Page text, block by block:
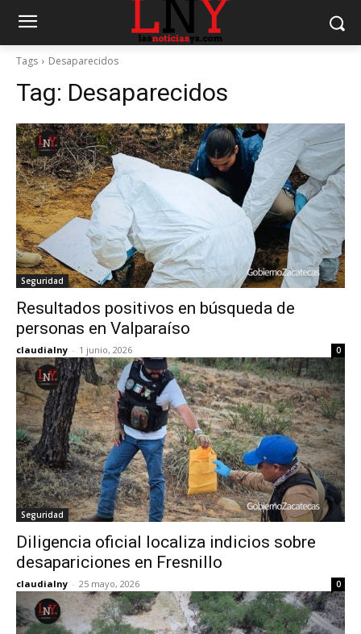
Tags Desaparecidos
Tag: Desaparecidos
Seguridad
Resultados positivos en búsqueda de
personas en Valparaíso
claudialny - 1 junio, 2026 0
Seguridad
Diligencia oficial localiza indicios sobre
desapariciones en Fresnillo
claudialny - 25 mayo, 2026 0